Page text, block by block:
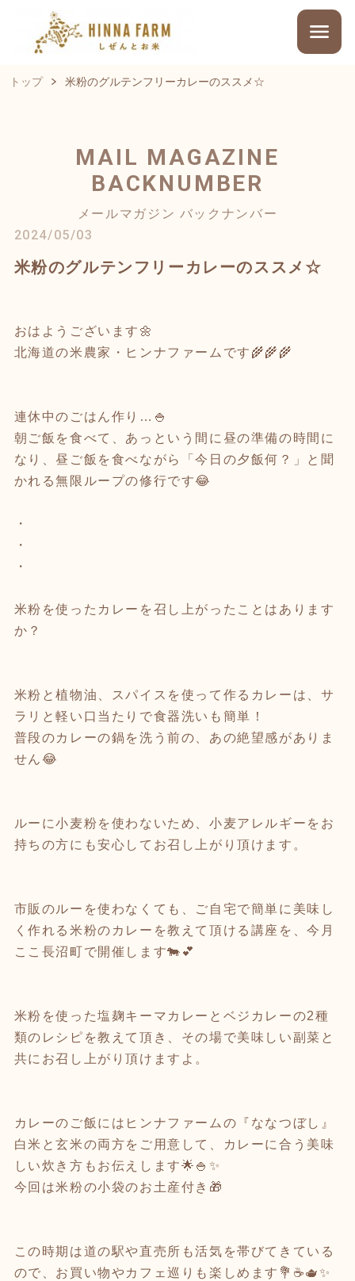
トップ 米粉のグルテンフリーカレーのススメ☆
MAIL MAGAZINE
BACKNUMBER
メールマガジン バックナンバー
2024/05/03
米粉のグルテンフリーカレーのススメ☆
おはようございます🌼
北海道の米農家・ヒンナファームです🌾🌾🌾
連休中のごはん作り…🍚
朝ご飯を食べて、あっという間に昼の準備の時間に
なり、昼ご飯を食べながら「今日の夕飯何？」と聞
かれる無限ループの修行です😂
・
・
・
米粉を使ったカレーを召し上がったことはあります
か？
米粉と植物油、スパイスを使って作るカレーは、サ
ラリと軽い口当たりで食器洗いも簡単！
普段のカレーの鍋を洗う前の、あの絶望感がありま
せん😂
ルーに小麦粉を使わないため、小麦アレルギーをお
持ちの方にも安心してお召し上がり頂けます。
市販のルーを使わなくても、ご自宅で簡単に美味し
く作れる米粉のカレーを教えて頂ける講座を、今月
ここ長沼町で開催します🐄💕
米粉を使った塩麹キーマカレーとベジカレーの2種
類のレシピを教えて頂き、その場で美味しい副菜と
共にお召し上がり頂けますよ。
カレーのご飯にはヒンナファームの『ななつぼし』
白米と玄米の両方をご用意して、カレーに合う美味
しい炊き方もお伝えします🌟🍚✨
今回は米粉の小袋のお土産付き🎁
この時期は道の駅や直売所も活気を帯びてきている
ので、お買い物やカフェ巡りも楽しめます💐☕️🫖✨